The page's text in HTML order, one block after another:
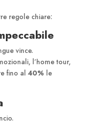
regole chiare:
vince.
l’home tour,
fino al 40% le